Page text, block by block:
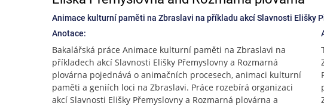
Animace kulturní paměti na Zbraslavi na příkladu akcí Slavnosti Elišky
Anotace:
Bakalářská práce Animace kulturní paměti na Zbraslavi na
příkladech akcí Slavnosti Elišky Přemyslovny a Rozmarná
plovárna pojednává o animačních procesech, animaci kulturní
paměti a geniích loci na Zbraslavi. Práce rozebírá organizaci
akcí Slavnosti Elišky Přemyslovny a Rozmarná plovárna a